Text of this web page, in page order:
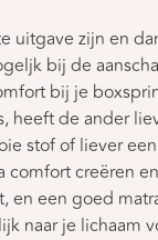
uitgave zijn en
bij de
bij je
heeft de ander
stof of liever
comfort creëren
een goed
naar je lichaam